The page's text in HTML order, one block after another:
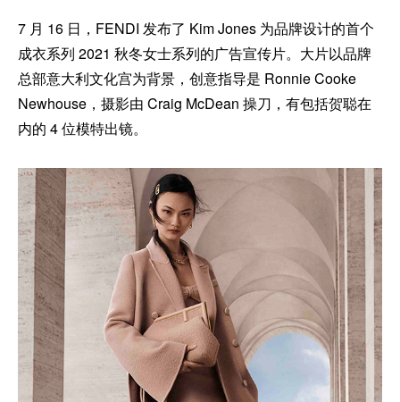
7 月 16 日，FENDI 发布了 Kim Jones 为品牌设计的首个
成衣系列 2021 秋冬女士系列的广告宣传片。大片以品牌
总部意大利文化宫为背景，创意指导是 Ronnie Cooke
Newhouse，摄影由 Craig McDean 操刀，有包括贺聪在
内的 4 位模特出镜。